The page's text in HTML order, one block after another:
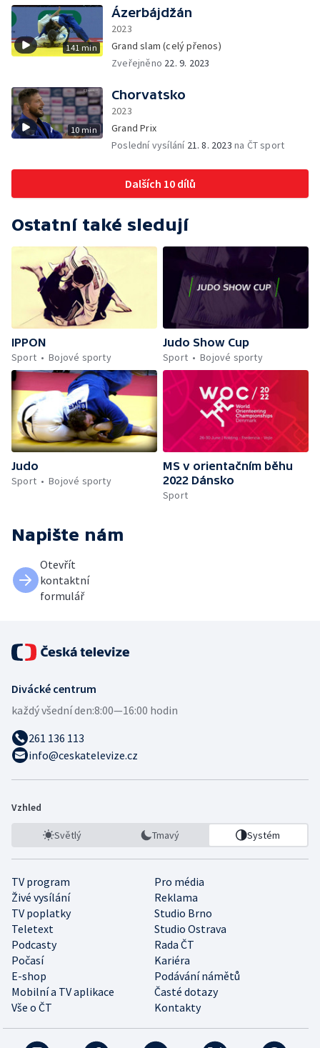
141 min
Ázerbájdžán
2023
Grand slam (celý přenos)
Zveřejněno 22. 9. 2023
10 min
Chorvatsko
2023
Grand Prix
Poslední vysílání 21. 8. 2023 na ČT sport
Dalších 10 dílů
Ostatní také sledují
IPPON
Sport
Bojové sporty
Judo Show Cup
Sport
Bojové sporty
Judo
Sport
Bojové sporty
MS v orientačním běhu
2022 Dánsko
Sport
Napište nám
Otevřít
kontaktní
formulář
Divácké centrum
každý všední den:8:00—16:00 hodin
261 136 113
info@ceskatelevize.cz
Vzhled
Světlý Tmavý Systém
TV program
Pro média
Živé vysílání
Reklama
TV poplatky
Studio Brno
Teletext
Studio Ostrava
Podcasty
Rada ČT
Počasí
Kariéra
E-shop
Podávání námětů
Mobilní a TV aplikace
Časté dotazy
Vše o ČT
Kontakty